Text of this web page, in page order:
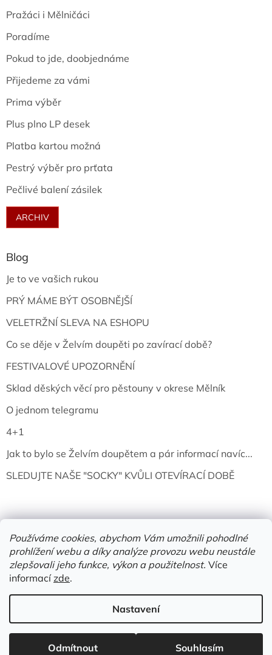
Používáme cookies, abychom Vám umožnili pohodlné
prohlížení webu a díky analýze provozu webu neustále
zlepšovali jeho funkce, výkon a použitelnost. Více
informacízde.
Nastavení
Odmítnout Souhlasím
Pražáci i Mělničáci
Poradíme
Pokud to jde, doobjednáme
Přijedeme za vámi
Prima výběr
Plus plno LP desek
Platba kartou možná
Pestrý výběr pro prťata
Pečlivé balení zásilek
ARCHIV
Blog
Je to ve vašich rukou
PRÝ MÁME BÝT OSOBNĚJŠÍ
VELETRŽNÍ SLEVA NA ESHOPU
Co se děje v Želvím doupěti po zavírací době?
FESTIVALOVÉ UPOZORNĚNÍ
Sklad děských věcí pro pěstouny v okrese Mělník
O jednom telegramu
4+1
Jak to bylo se Želvím doupětem a pár informací navíc...
SLEDUJTE NAŠE "SOCKY" KVŮLI OTEVÍRACÍ DOBĚ
Vytvořil Shoptet
Copyright 2026Želví doupě | knihy & vinyly | Mělník. Všechna
práva vyhrazena.
Upravit nastavení cookies